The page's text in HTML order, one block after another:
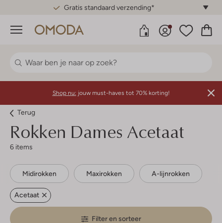
Gratis standaard verzending*
Menu
Shop nu: jouw must-haves tot 70% korting!
Terug
Rokken Dames Acetaat
6 items
Midirokken Maxirokken A-lijnrokken
Acetaat
Filter en sorteer